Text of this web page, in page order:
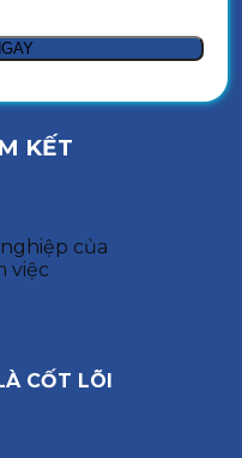
KẾT
của
việc
CỐT LÕI